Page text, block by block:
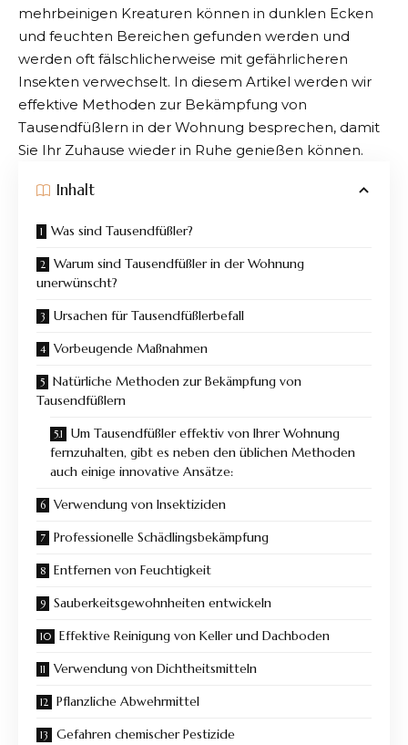
mehrbeinigen Kreaturen können in dunklen Ecken
und feuchten Bereichen gefunden werden und
werden oft fälschlicherweise mit gefährlicheren
Insekten verwechselt. In diesem Artikel werden wir
effektive Methoden zur Bekämpfung von
Tausendfüßlern in der Wohnung besprechen, damit
Sie Ihr Zuhause wieder in Ruhe genießen können.
Inhalt
Was sind Tausendfüßler?
Warum sind Tausendfüßler in der Wohnung
unerwünscht?
Ursachen für Tausendfüßlerbefall
Vorbeugende Maßnahmen
Natürliche Methoden zur Bekämpfung von
Tausendfüßlern
Um Tausendfüßler effektiv von Ihrer Wohnung
fernzuhalten, gibt es neben den üblichen Methoden
auch einige innovative Ansätze:
Verwendung von Insektiziden
Professionelle Schädlingsbekämpfung
Entfernen von Feuchtigkeit
Sauberkeitsgewohnheiten entwickeln
Effektive Reinigung von Keller und Dachboden
Verwendung von Dichtheitsmitteln
Pflanzliche Abwehrmittel
Gefahren chemischer Pestizide